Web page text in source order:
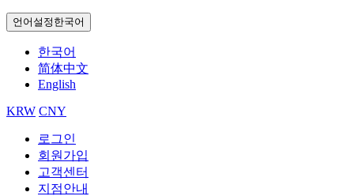
언어설정 한국어
한국어
简体中文
English
KRW CNY
로그인
회원가입
고객센터
지점안내